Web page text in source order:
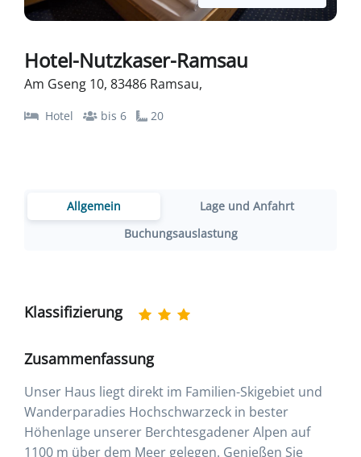
Hotel-Nutzkaser-Ramsau
Am Gseng 10, 83486 Ramsau,
Hotel bis 6 20
Allgemein
Lage und Anfahrt
Buchungsauslastung
Klassifizierung
Zusammenfassung
Unser Haus liegt direkt im Familien-Skigebiet und
Wanderparadies Hochschwarzeck in bester
Höhenlage unserer Berchtesgadener Alpen auf
1100 m über dem Meer gelegen. Genießen Sie